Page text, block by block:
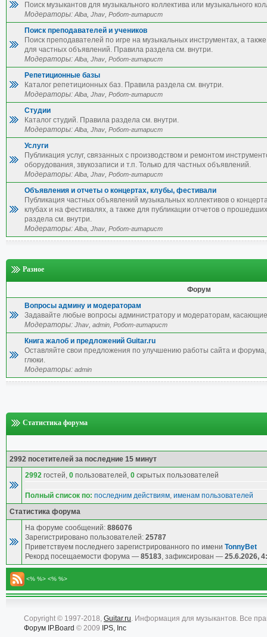
Поиск музыкантов для музыкального коллектива или музыкального
Модераторы:Alba, Jhav, Робот-гитарист
Поиск преподавателей и учеников
Поиск преподавателей по игре на музыкальных инструментах, а также
для частных объявлений. Правила раздела см. внутри.
Модераторы:Alba, Jhav, Робот-гитарист
Репетиционные базы
Каталог репетиционных баз. Правила раздела см. внутри.
Модераторы:Alba, Jhav, Робот-гитарист
Студии
Каталог студий. Правила раздела см. внутри.
Модераторы:Alba, Jhav, Робот-гитарист
Услуги
Публикация услуг, связанных с производством и ремонтом
оборудования, звукозаписи и т.п. Только для частных объявлений.
Модераторы:Alba, Jhav, Робот-гитарист
Объявления и отчеты о концертах, клубы, фестивали
Публикация частных объявлений музыкальных коллективов о
клубах и на фестивалях, а также для публикации отчетов о
раздела см. внутри.
Модераторы:Alba, Jhav, Робот-гитарист
Разное
Форум
Вопросы админу и модераторам
Задавайте любые вопросы администратору и модераторам,
Модераторы: Jhav, admin, Робот-гитарист
Книга жалоб и предложений Guitar.ru
Оставляйте свои предложения по улучшению работы сайта и
глюки.
Модераторы: admin
Статистика форума
2992 посетителей за последние 15 минут
2992 гостей, 0 пользователей, 0 скрытых пользователей
Полный список по: последним действиям, именам пользователей
Статистика форума
На форуме сообщений: 886076
Зарегистрировано пользователей: 25787
Приветствуем последнего зарегистрированного по имени TonnyBet
Рекорд посещаемости форума — 85183, зафиксирован — 25.6.2026,
<% %> <% %>
Copyright © 1997-2018, Guitar.ru. Информация для музыкантов. Все
Форум IP.Board © 2009 IPS, Inc